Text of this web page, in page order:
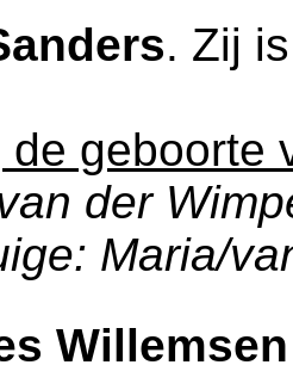
. Zij
de geboorte
der
Maria/